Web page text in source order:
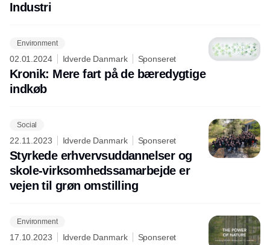
Industri
Environment
02.01.2024 Idverde Danmark Sponseret
Kronik: Mere fart på de bæredygtige
indkøb
Social
22.11.2023 Idverde Danmark Sponseret
Styrkede erhvervsuddannelser og
skole-virksomhedssamarbejde er
vejen til grøn omstilling
Environment
17.10.2023 Idverde Danmark Sponseret